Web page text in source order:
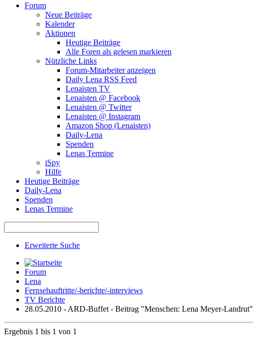
Forum
Neue Beiträge
Kalender
Aktionen
Heutige Beiträge
Alle Foren als gelesen markieren
Nützliche Links
Forum-Mitarbeiter anzeigen
Daily Lena RSS Feed
Lenaisten TV
Lenaisten @ Facebook
Lenaisten @ Twitter
Lenaisten @ Instagram
Amazon Shop (Lenaisten)
Daily-Lena
Spenden
Lenas Termine
iSpy
Hilfe
Heutige Beiträge
Daily-Lena
Spenden
Lenas Termine
Erweiterte Suche
Forum
Lena
Fernsehauftritte/-berichte/-interviews
TV Berichte
28.05.2010 - ARD-Buffet - Beitrag "Menschen: Lena Meyer-Landrut"
Ergebnis 1 bis 1 von 1